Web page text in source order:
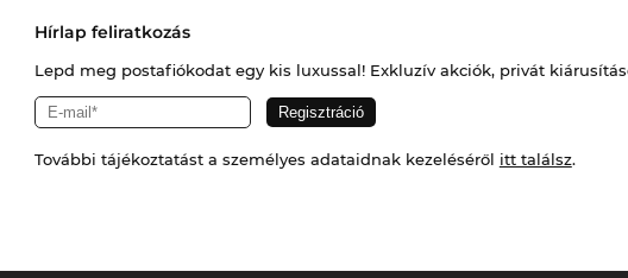
Hírlap feliratkozás
Lepd meg postafiókodat egy kis luxussal! Exkluzív akciók, privát
További tájékoztatást a személyes adataidnak kezeléséről itt találsz.